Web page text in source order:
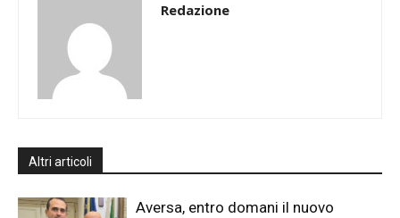
Redazione
Altri articoli
Aversa, entro domani il nuovo